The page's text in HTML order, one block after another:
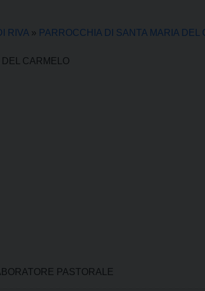
RIVA » PARROCCHIA DI SANTA MARIA DEL
CARMELO
PASTORALE